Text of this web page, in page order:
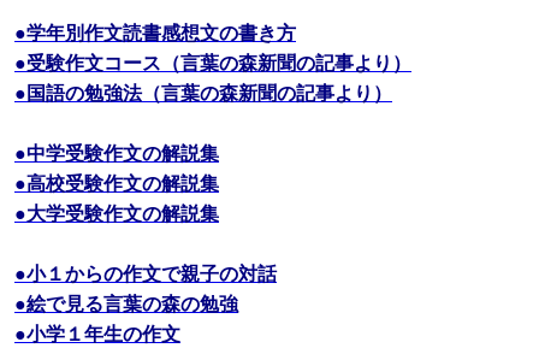
●学年別作文読書感想文の書き方
●受験作文コース（言葉の森新聞の記事より）
●国語の勉強法（言葉の森新聞の記事より）
●中学受験作文の解説集
●高校受験作文の解説集
●大学受験作文の解説集
●小１からの作文で親子の対話
●絵で見る言葉の森の勉強
●小学１年生の作文